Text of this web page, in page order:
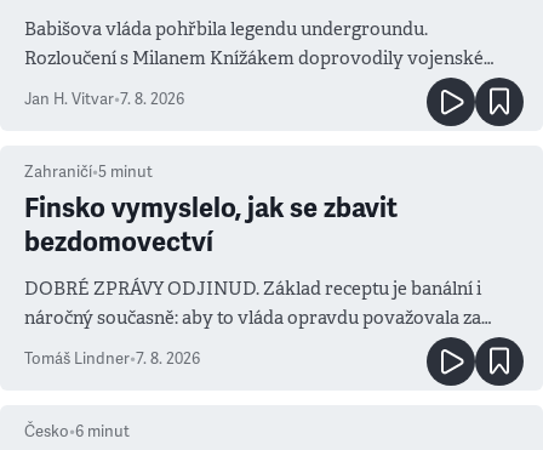
Babišova vláda pohřbila legendu undergroundu.
Rozloučení s Milanem Knížákem doprovodily vojenské
salvy i kritika pokrokářů
Jan H. Vitvar•7. 8. 2026
Zahraničí•5 minut
Finsko vymyslelo, jak se zbavit
bezdomovectví
DOBRÉ ZPRÁVY ODJINUD. Základ receptu je banální i
náročný současně: aby to vláda opravdu považovala za
prioritu
Tomáš Lindner•7. 8. 2026
Česko•6 minut